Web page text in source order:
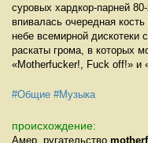
суровых хардкор-парней
впивалась очередная
небе всемирной
раскаты грома, в которых
«Motherfucker!, Fuck off!» и
#Общие #Музыка
происхождение:
Амер. ругательство